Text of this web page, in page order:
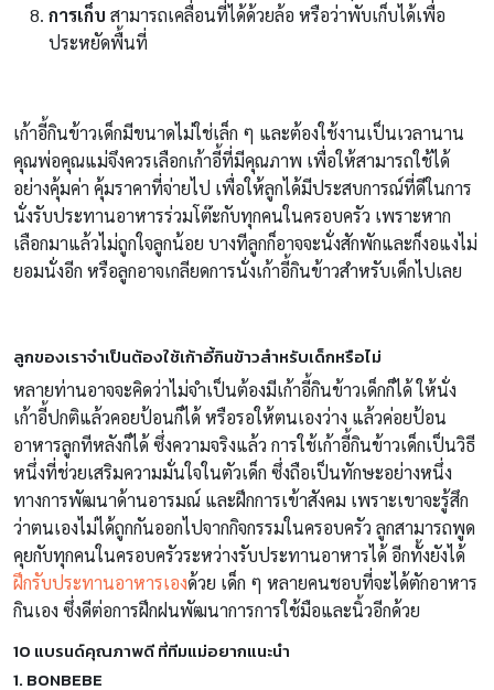
การเก็บ สามารถเคลื่อนที่ได้ด้วยล้อ หรือว่าพับเก็บได้เพื่อ
ประหยัดพื้นที่
เก้าอี้กินข้าวเด็กมีขนาดไม่ใช่เล็ก ๆ และต้องใช้งานเป็นเวลานาน
คุณพ่อคุณแม่จึงควรเลือกเก้าอี้ที่มีคุณภาพ เพื่อให้สามารถใช้ได้
อย่างคุ้มค่า คุ้มราคาที่จ่ายไป เพื่อให้ลูกได้มีประสบการณ์ที่ดีในการ
นั่งรับประทานอาหารร่วมโต๊ะกับทุกคนในครอบครัว เพราะหาก
เลือกมาแล้วไม่ถูกใจลูกน้อย บางทีลูกก็อาจจะนั่งสักพักและก็งอแงไม่
ยอมนั่งอีก หรือลูกอาจเกลียดการนั่งเก้าอี้กินข้าวสำหรับเด็กไปเลย
ลูกของเราจำเป็นต้องใช้เก้าอี้กินข้าวสำหรับเด็กหรือไม่
หลายท่านอาจจะคิดว่าไม่จำเป็นต้องมีเก้าอี้กินข้าวเด็กก็ได้ ให้นั่ง
เก้าอี้ปกติแล้วคอยป้อนก็ได้ หรือรอให้ตนเองว่าง แล้วค่อยป้อน
อาหารลูกทีหลังก็ได้ ซึ่งความจริงแล้ว การใช้เก้าอี้กินข้าวเด็กเป็นวิธี
หนึ่งที่ช่วยเสริมความมั่นใจในตัวเด็ก ซึ่งถือเป็นทักษะอย่างหนึ่ง
ทางการพัฒนาด้านอารมณ์ และฝึกการเข้าสังคม เพราะเขาจะรู้สึก
ว่าตนเองไม่ได้ถูกกันออกไปจากกิจกรรมในครอบครัว ลูกสามารถพูด
คุยกับทุกคนในครอบครัวระหว่างรับประทานอาหารได้ อีกทั้งยังได้
ฝึกรับประทานอาหารเองด้วย เด็ก ๆ หลายคนชอบที่จะได้ตักอาหาร
กินเอง ซึ่งดีต่อการฝึกฝนพัฒนาการการใช้มือและนิ้วอีกด้วย
10 แบรนด์คุณภาพดี ที่ทีมแม่อยากแนะนำ
1. BONBEBE